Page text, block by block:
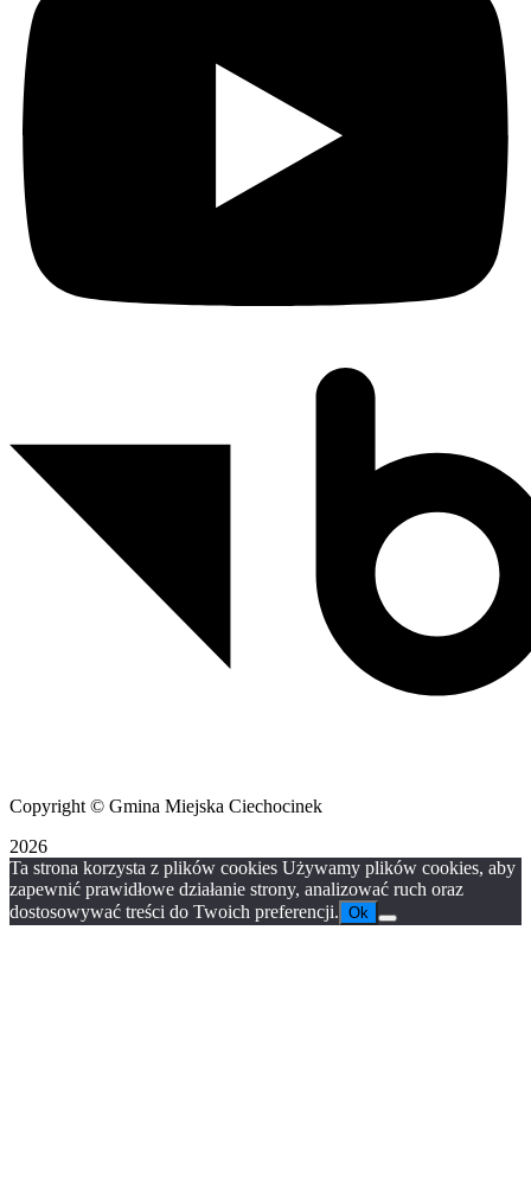
Copyright © Gmina Miejska Ciechocinek
2026
Ta strona korzysta z plików cookies Używamy plików cookies, aby
zapewnić prawidłowe działanie strony, analizować ruch oraz
dostosowywać treści do Twoich preferencji. Ok